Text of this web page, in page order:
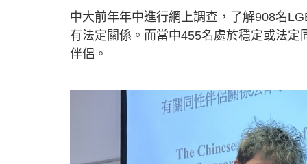
中大前年年中進行網上調查，了解908名
有法定關係。而當中455名處於穩定或法
伴侶。